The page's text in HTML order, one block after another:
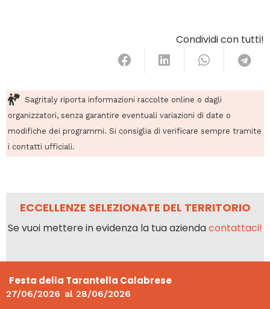
Condividi con tutti!
Sagritaly riporta informazioni raccolte online o dagli
organizzatori, senza garantire eventuali variazioni di date o
modifiche dei programmi. Si consiglia di verificare sempre tramite
i contatti ufficiali.
ECCELLENZE SELEZIONATE DEL TERRITORIO
Se vuoi mettere in evidenza la tua aziendacontattaci!
Festa della Tarantella Calabrese
27/06/2026 al 28/06/2026